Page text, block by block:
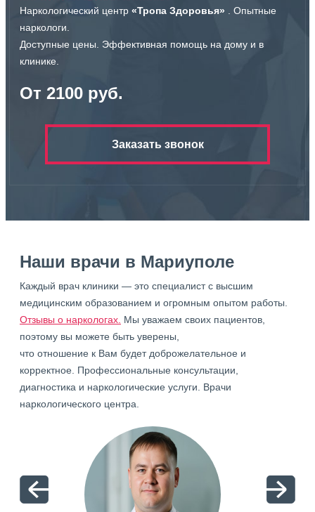
Наркологический центр «Тропа Здоровья» . Опытные
наркологи.
Доступные цены. Эффективная помощь на дому и в
клинике.
От 2100 руб.
Заказать звонок
Наши врачи в Мариуполе
Каждый врач клиники — это специалист с высшим
медицинским образованием и огромным опытом работы.
Отзывы о наркологах. Мы уважаем своих пациентов,
поэтому вы можете быть уверены,
что отношение к Вам будет доброжелательное и
корректное. Профессиональные консультации,
диагностика и наркологические услуги. Врачи
наркологического центра.